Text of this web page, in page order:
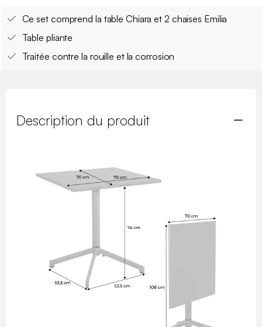
Ce set comprend la table Chiara et 2 chaises Emilia
Table pliante
Traitée contre la rouille et la corrosion
Description du produit